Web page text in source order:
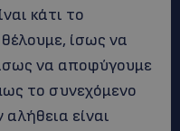
κάτι το
ίσως να
να αποφύγουμε
το συνεχόμενο
είναι